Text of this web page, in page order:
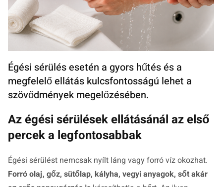
Égési sérülés esetén a gyors hűtés és a
megfelelő ellátás kulcsfontosságú lehet a
szövődmények megelőzésében.
Az égési sérülések ellátásánál az első
percek a legfontosabbak
Égési sérülést nemcsak nyílt láng vagy forró víz okozhat.
Forró olaj, gőz, sütőlap, kályha, vegyi anyagok, sőt akár